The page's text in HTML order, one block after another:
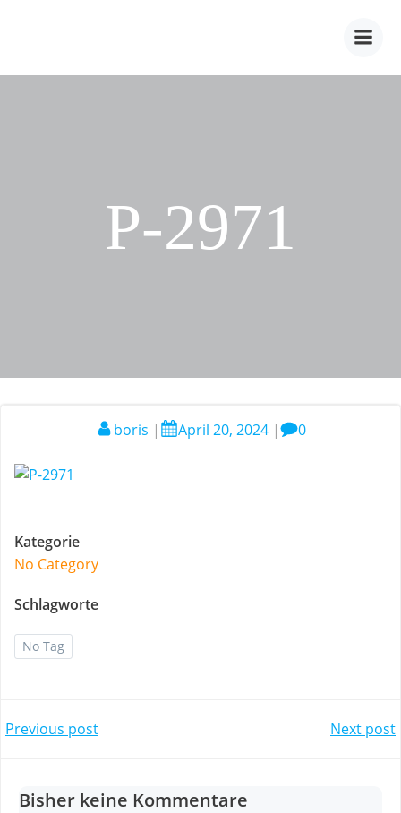
P-2971
boris | April 20, 2024 | 0
Kategorie
No Category
Schlagworte
No Tag
Post
navigation
Previous post
navigation
Next post
Bisher keine Kommentare